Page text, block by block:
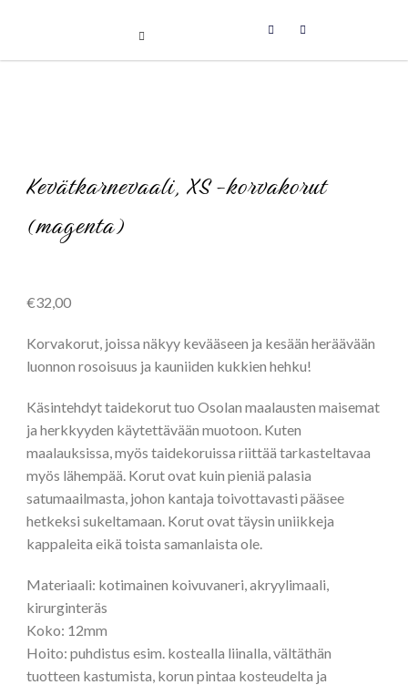
Kevätkarnevaali, XS -korvakorut
(magenta)
€32,00
Korvakorut, joissa näkyy kevääseen ja kesään heräävään
luonnon rosoisuus ja kauniiden kukkien hehku!
Käsintehdyt taidekorut tuo Osolan maalausten maisemat
ja herkkyyden käytettävään muotoon. Kuten
maalauksissa, myös taidekoruissa riittää tarkasteltavaa
myös lähempää. Korut ovat kuin pieniä palasia
satumaailmasta, johon kantaja toivottavasti pääsee
hetkeksi sukeltamaan. Korut ovat täysin uniikkeja
kappaleita eikä toista samanlaista ole.
Materiaali: kotimainen koivuvaneri, akryylimaali,
kirurginteräs
Koko: 12mm
Hoito: puhdistus esim. kostealla liinalla, vältäthän
tuotteen kastumista, korun pintaa kosteudelta ja